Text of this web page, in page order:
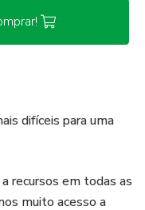
difíceis para uma
recursos em todas as
muito acesso a